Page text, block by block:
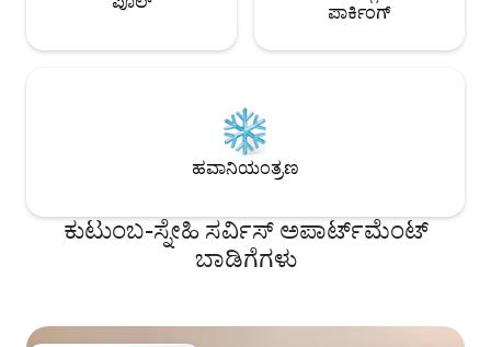
ಪಾರ್ಕಿಂಗ್
ಹವಾನಿಯಂತ್ರಣ
ಕುಟುಂಬ-ಸ್ನೇಹಿ ಸರ್ವಿಸ್ ಅಪಾರ್ಟ್‌ಮೆಂಟ್
ಬಾಡಿಗೆಗಳು